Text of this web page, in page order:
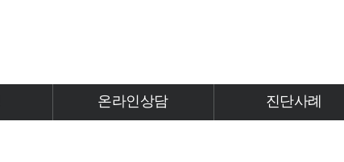
온라인상담 진단사례